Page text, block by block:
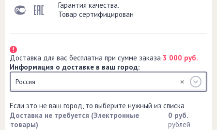
Гарантия качества.
Товар сертифицирован
Доставка для вас бесплатна при сумме заказа 3 000 руб.
Информация о доставке в ваш город:
Россия
Если это не ваш город, то выберите нужный из списка
Доставка не требуется (Электронные
товары)
0 руб.
рублей